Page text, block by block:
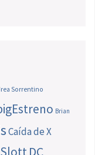
Sorrentino
Brian
Caída de X
DC